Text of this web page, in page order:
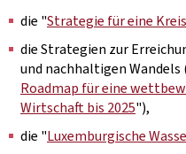
die "Strategie für eine
die Strategien zur
und nachhaltigen Wandels
Roadmap für eine
Wirtschaft bis 2025"),
die "Luxemburgische